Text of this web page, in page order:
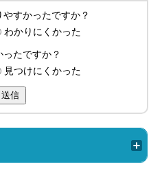
すかったですか？
わかりにくかった
たですか？
見つけにくかった
送信